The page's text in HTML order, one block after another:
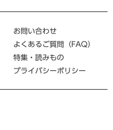
お問い合わせ
よくあるご質問（FAQ）
特集・読みもの
プライバシーポリシー